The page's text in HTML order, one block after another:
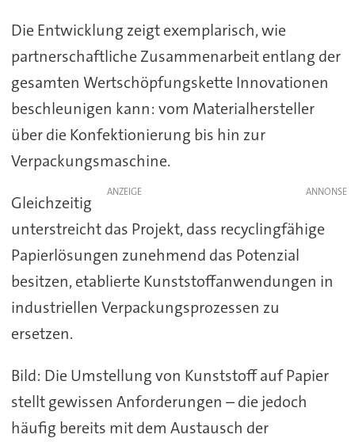
Die Entwicklung zeigt exemplarisch, wie
partnerschaftliche Zusammenarbeit entlang der
gesamten Wertschöpfungskette Innovationen
beschleunigen kann: vom Materialhersteller
über die Konfektionierung bis hin zur
Verpackungsmaschine.
ANZEIGE
Gleichzeitig
unterstreicht das Projekt, dass recyclingfähige
Papierlösungen zunehmend das Potenzial
besitzen, etablierte Kunststoffanwendungen in
industriellen Verpackungsprozessen zu
ersetzen.
Bild: Die Umstellung von Kunststoff auf Papier
stellt gewissen Anforderungen – die jedoch
häufig bereits mit dem Austausch der